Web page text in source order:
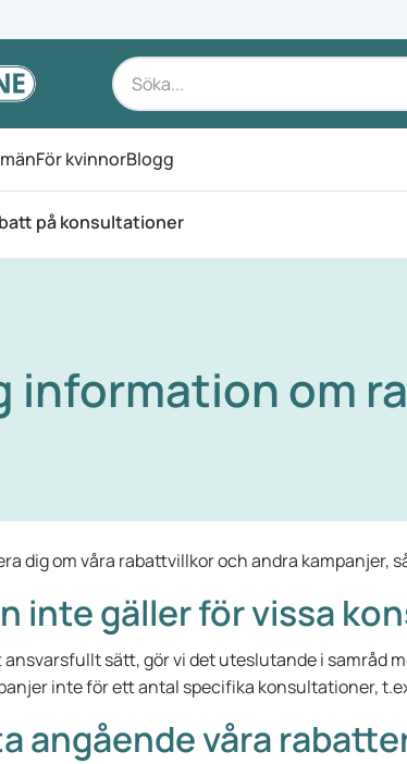
menyn
För kvinnorBlogg
på konsultationer
information om
dig om våra rabattvillkor och andra kampanjer,
inte gäller för vissa
sätt, gör vi det uteslutande i samråd
inte för ett antal specifika konsultationer,
angående våra